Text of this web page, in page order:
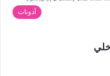
آدونات